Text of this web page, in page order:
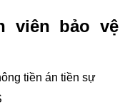
viên bảo vệ
tiền án tiền sự